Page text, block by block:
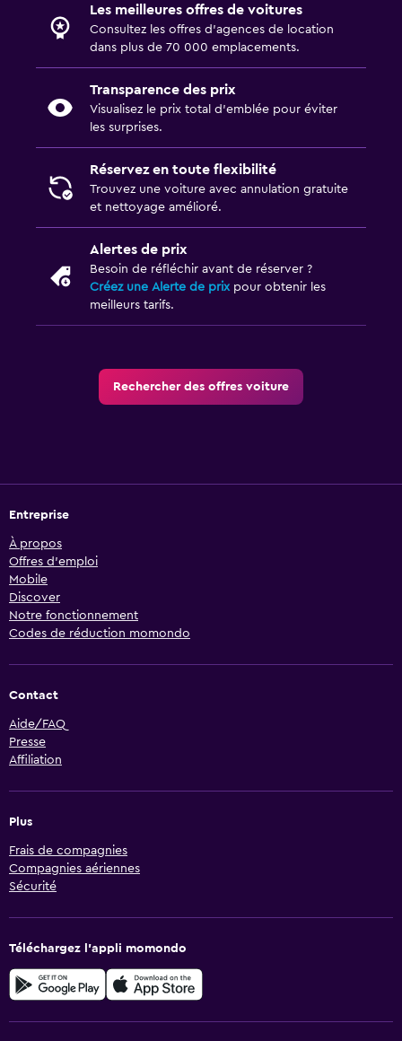
Les meilleures offres de voitures
Consultez les offres d’agences de location
dans plus de 70 000 emplacements.
Transparence des prix
Visualisez le prix total d’emblée pour éviter
les surprises.
Réservez en toute flexibilité
Trouvez une voiture avec annulation gratuite
et nettoyage amélioré.
Alertes de prix
Besoin de réfléchir avant de réserver ?
Créez une Alerte de prixpour obtenir les
meilleurs tarifs.
Rechercher des offres voiture
Entreprise
À propos
Offres d’emploi
Mobile
Discover
Notre fonctionnement
Codes de réduction momondo
Contact
Aide/FAQ
Presse
Affiliation
Plus
Frais de compagnies
Compagnies aériennes
Sécurité
Téléchargez l’appli momondo